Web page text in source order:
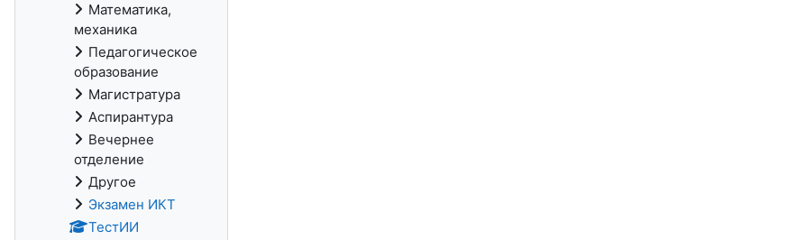
Математика,
механика
Педагогическое
образование
Магистратура
Аспирантура
Вечернее
отделение
Другое
Экзамен ИКТ
ТестИИ